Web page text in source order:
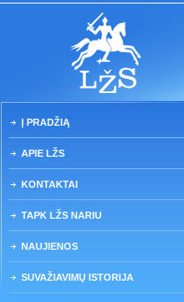
Į PRADŽIĄ
APIE LŽS
KONTAKTAI
TAPK LŽS NARIU
NAUJIENOS
SUVAŽIAVIMŲ ISTORIJA